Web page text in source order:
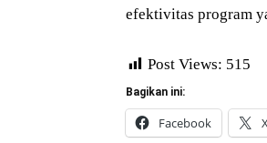
efektivitas program
Post Views: 515
Bagikan ini:
Facebook